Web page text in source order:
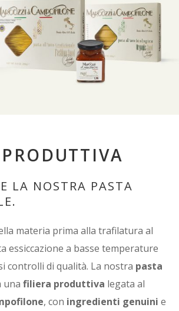
LA NOSTRA PASTA
materia prima alla trafilatura al
essiccazione a basse temperature
controlli di qualità. La nostra pasta
una filiera produttiva legata al
, con ingredienti genuini e